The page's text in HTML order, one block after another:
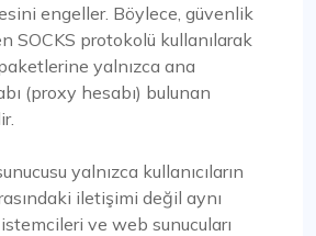
engeller. Böylece, güvenlik
SOCKS protokolü kullanılarak
yalnızca ana
(proxy hesabı) bulunan
yalnızca kullanıcıların
iletişimi değil aynı
ve web sunucuları